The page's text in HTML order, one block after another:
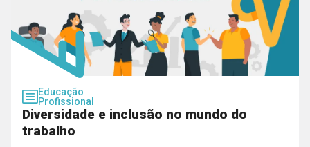
Educação
Profissional
Diversidade e inclusão no mundo do
trabalho